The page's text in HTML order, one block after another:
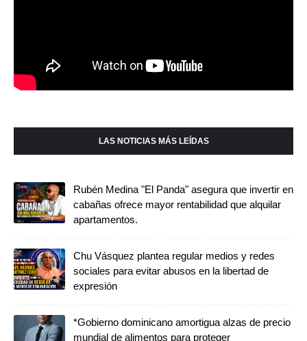
LAS NOTICIAS MÁS LEÍDAS
Rubén Medina "El Panda" asegura que invertir en
cabañas ofrece mayor rentabilidad que alquilar
apartamentos.
Chu Vásquez plantea regular medios y redes
sociales para evitar abusos en la libertad de
expresión
*Gobierno dominicano amortigua alzas de precio
mundial de alimentos para proteger